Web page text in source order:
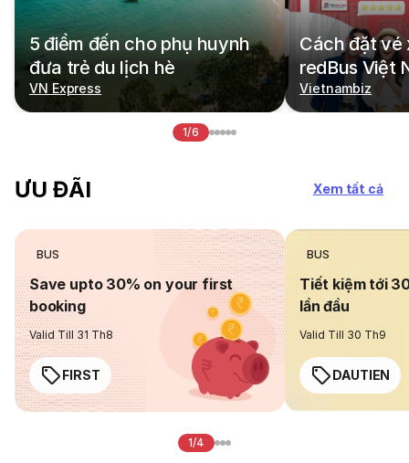
5 điểm đến cho phụ huynh
đưa trẻ du lịch hè
VN Express
Cách đặt vé
redBus Việt
Vietnambiz
1/6
ƯU ĐÃI Xem tất cả
BUS
Save upto 30% on your first
booking
Valid Till 31 Th8
FIRST
BUS
Tiết kiệm tới
lần đầu
Valid Till 30 Th9
DAUTIEN
1/4